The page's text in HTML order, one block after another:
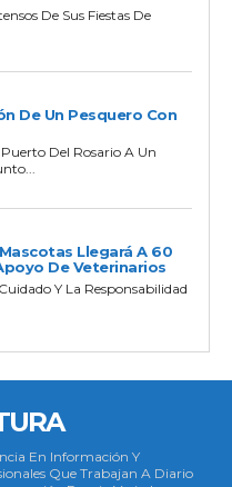
De Sus Fiestas De
De Un Pesquero Con
Del Rosario A Un
Llegará A 60
De Veterinarios
Y La Responsabilidad
En Información Y
Que Trabajan A Diario